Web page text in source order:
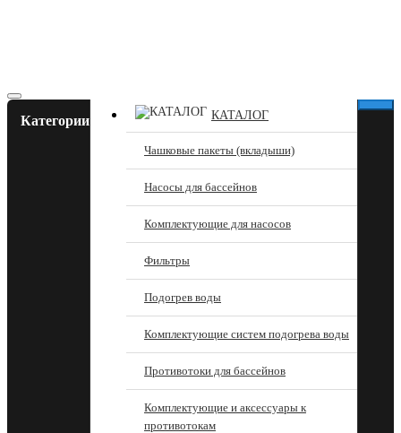
Категории КАТАЛОГ
Чашковые пакеты (вкладыши)
Насосы для бассейнов
Комплектующие для насосов
Фильтры
Подогрев воды
Комплектующие систем подогрева воды
Противотоки для бассейнов
Комплектующие и аксессуары к
противотокам